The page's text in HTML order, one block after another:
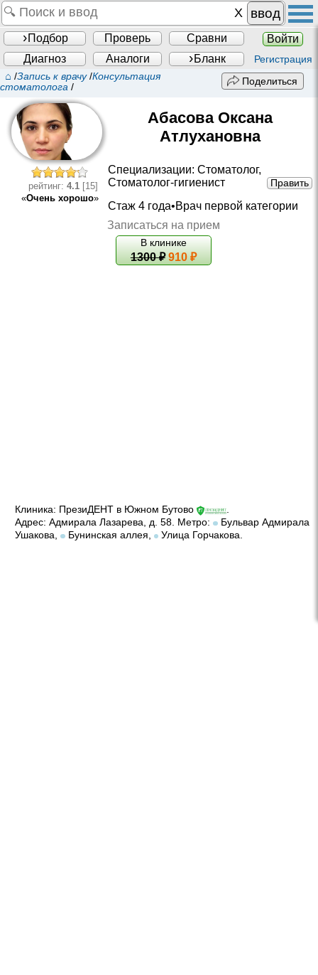
ввод
Подбор Проверь Сравни
Войти
Диагноз
Аналоги Бланк Регистрация
⌂ /Запись к врачу/Консультация
стоматолога /
Поделиться
рейтинг: 4.1 [15]
«Очень хорошо»
Абасова Оксана
Атлухановна
Специализации: Стоматолог,
Стоматолог-гигиенист
Править
Стаж 4 года•Врач первой категории
Записаться на прием
В клинике
1300 ₽ 910 ₽
Клиника: ПрезиДЕНТ в Южном Бутово
.
Адрес: Адмирала Лазарева, д. 58. Метро:
Бульвар Адмирала
Ушакова,
Бунинская аллея, Улица Горчакова.